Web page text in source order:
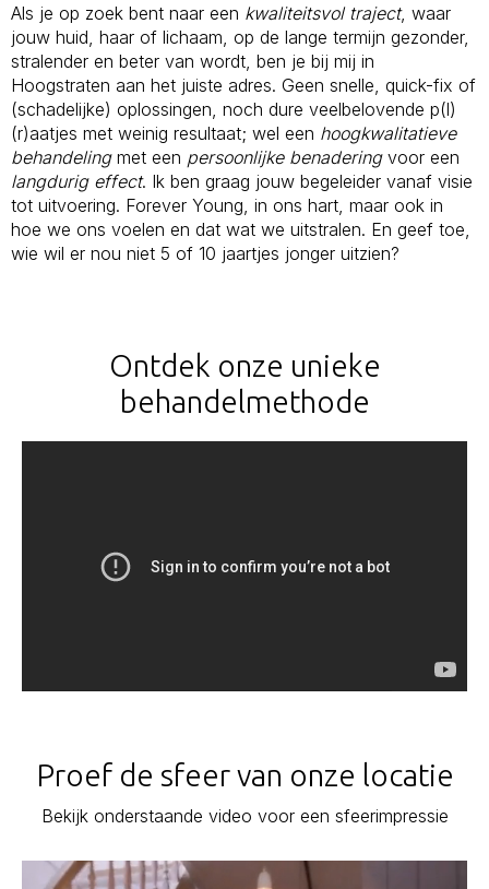
Als je op zoek bent naar een kwaliteitsvol traject, waar
jouw huid, haar of lichaam, op de lange termijn gezonder,
stralender en beter van wordt, ben je bij mij in
Hoogstraten aan het juiste adres. Geen snelle, quick-fix of
(schadelijke) oplossingen, noch dure veelbelovende p(l)
(r)aatjes met weinig resultaat; wel een hoogkwalitatieve
behandelingmet een persoonlijke benadering voor een
langdurig effect. Ik ben graag jouw begeleider vanaf visie
tot uitvoering. Forever Young, in ons hart, maar ook in
hoe we ons voelen en dat wat we uitstralen. En geef toe,
wie wil er nou niet 5 of 10 jaartjes jonger uitzien?
Ontdek onze unieke
behandelmethode
Proef de sfeer van onze locatie
Bekijk onderstaande video voor een sfeerimpressie